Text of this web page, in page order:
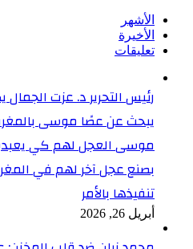
الأشهر
الأخيرة
تعليقات
رئيس التحرير د. عزت
يبحث عن عصًا موسى
موسى العجل لهم كي
بصنع عجل آخر لهم في
تنفيذها بالأمر
أبريل 26, 2026